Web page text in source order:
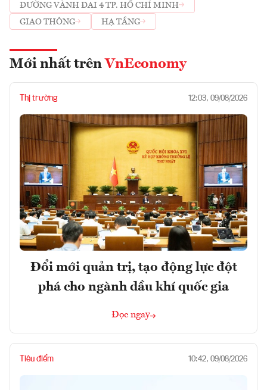
ĐƯỜNG VÀNH ĐAI 4 TP. HỒ CHÍ MINH
GIAO THÔNG
HẠ TẦNG
Mới nhất trên VnEconomy
Thị trường 12:03, 09/08/2026
Đổi mới quản trị, tạo động lực đột
phá cho ngành dầu khí quốc gia
Đọc ngay
Tiêu điểm 10:42, 09/08/2026